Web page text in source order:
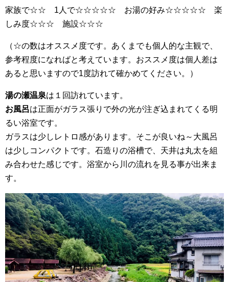
家族で☆☆ 1人で☆☆☆☆☆ お湯の好み☆☆☆☆☆ 楽
しみ度☆☆☆ 施設☆☆☆
（☆の数はオススメ度です。あくまでも個人的な主観で、
参考程度になればと考えています。おススメ度は個人差は
あると思いますので1度訪れて確かめてください。）
湯の瀬温泉は１回訪れています。
お風呂は正面がガラス張りで外の光が注ぎ込まれてくる明
るい浴室です。
ガラスは少しレトロ感があります。そこが良いね～大風呂
は少しコンパクトです。石造りの浴槽で、天井は丸太を組
み合わせた感じです。浴室から川の流れを見る事が出来ま
す。